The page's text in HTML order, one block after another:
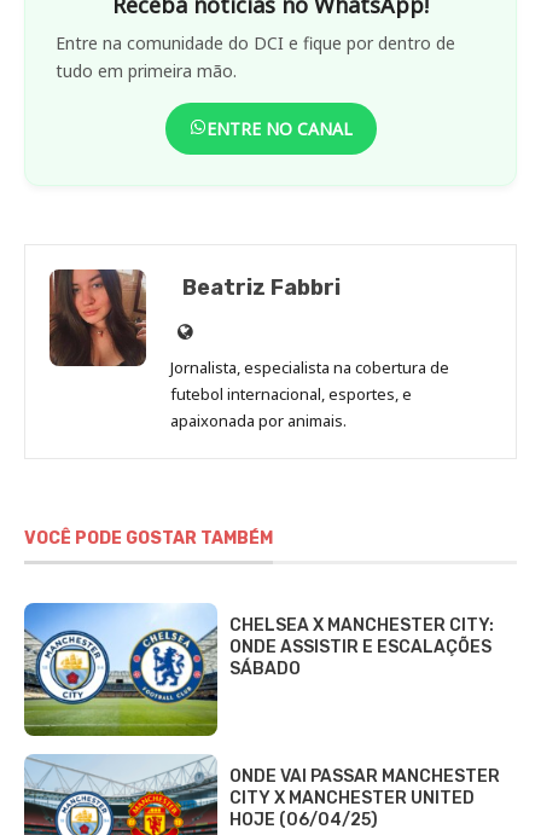
Entre na comunidade do DCI e fique por dentro de
tudo em primeira mão.
ENTRE NO CANAL
Beatriz Fabbri
Site
de
Beatriz
Fabbri
Jornalista, especialista na cobertura de
futebol internacional, esportes, e
apaixonada por animais.
VOCÊ PODE GOSTAR TAMBÉM
CHELSEA X MANCHESTER CITY:
ONDE ASSISTIR E ESCALAÇÕES
SÁBADO
ONDE VAI PASSAR MANCHESTER
CITY X MANCHESTER UNITED
HOJE (06/04/25)